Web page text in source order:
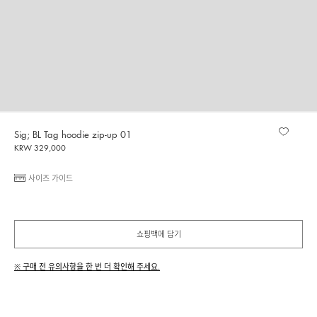
Sig; BL Tag hoodie zip-up 01
KRW 329,000
사이즈 가이드
쇼핑백에 담기
※ 구매 전 유의사항을 한 번 더 확인해 주세요.